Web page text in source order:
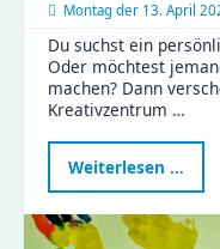
Montag der 13. April
Du suchst ein
Oder möchtest
machen? Dann
Kreativzentrum …
Weiterlesen …
fürs